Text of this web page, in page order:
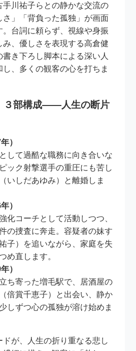
手川祐子らとの静かな交流の
さ」「背負った孤独」が画面
台詞に頼らず、視線や身振
み、優しさを表現する高倉健
き下ろし脚本による深い人
、多くの観客の心を打ちま
３部構成――人生の断片
）
して過酷な職務に向き合いな
ック射撃選手の重圧にも苦し
いしだあゆみ）と離婚しま
）
化コーチとして活動しつつ、
の捜査に奔走。容疑者の妹す
子）を追いながら、家庭を失
め直します。
）
ち寄った増毛駅で、居酒屋の
倍賞千恵子）と出会い、静か
しずつ心の孤独が溶け始めま
が、人生の折り重なる悲し